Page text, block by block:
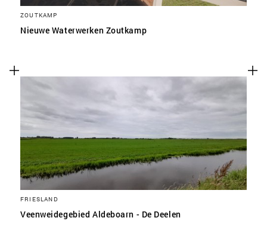
ZOUTKAMP
Nieuwe Waterwerken Zoutkamp
FRIESLAND
Veenweidegebied Aldeboarn - De Deelen